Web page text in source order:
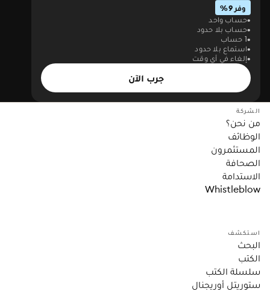
وفر 9%
حساب واحد
حساب بلا حدود
1 حساب
استماع بلا حدود
إلغاء في أي وقت
جرب الآن
الشركة
من نحن؟
الوظائف
المستثمرون
الصحافة
الاستدامة
Whistleblow
استكشف
البحث
الكتب
سلسلة الكتب
ستوريتل أوريجنال